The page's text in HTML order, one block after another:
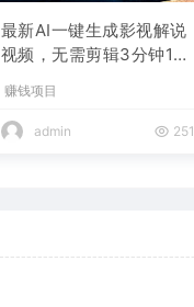
最新AI一键生成影视解说
视频，无需剪辑3分钟1
现日入2000+
赚钱项目
admin 251